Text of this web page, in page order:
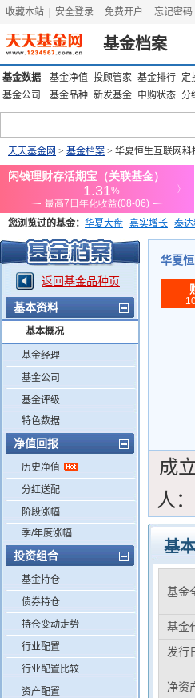
收藏本站 安全登录 免费开户 忘记密码
基金档案
基金数据 基金净值 投顾管家 基金排行 定
基金公司
基金品种 新发基金 申购状态 分
天天基金网 > 基金档案 > 华夏恒生互联网
您浏览过的基金： 华夏大盘 嘉实增长 泰
添富优势 华安宏利 上证180价值ETF
返回基金品种页
基本资料
基本概况
基金经理
基金公司
基金评级
特色数据
净值回报
历史净值
分红送配
阶段涨幅
季/年度涨幅
投资组合
基金持仓
债券持仓
持仓变动走势
行业配置
行业配置比较
资产配置
华夏
成
人：
基
基金
基金
发行
净资